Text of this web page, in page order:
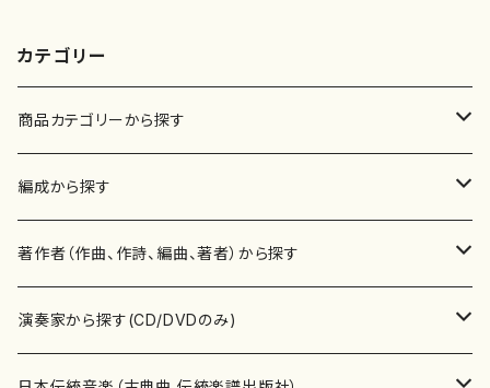
カテゴリー
商品カテゴリーから探す
楽譜
書籍
書籍
テキストブック
CD・DVD
編成から探す
邦楽器
箏・琴（ソロ）
箏・琴（合奏）
合唱
混声合唱
著作者（作曲、作詩、編曲、著者）から探す
あ行
青木省三(アオキ ショウゾウ)
演奏家から探す(CD/DVDのみ)